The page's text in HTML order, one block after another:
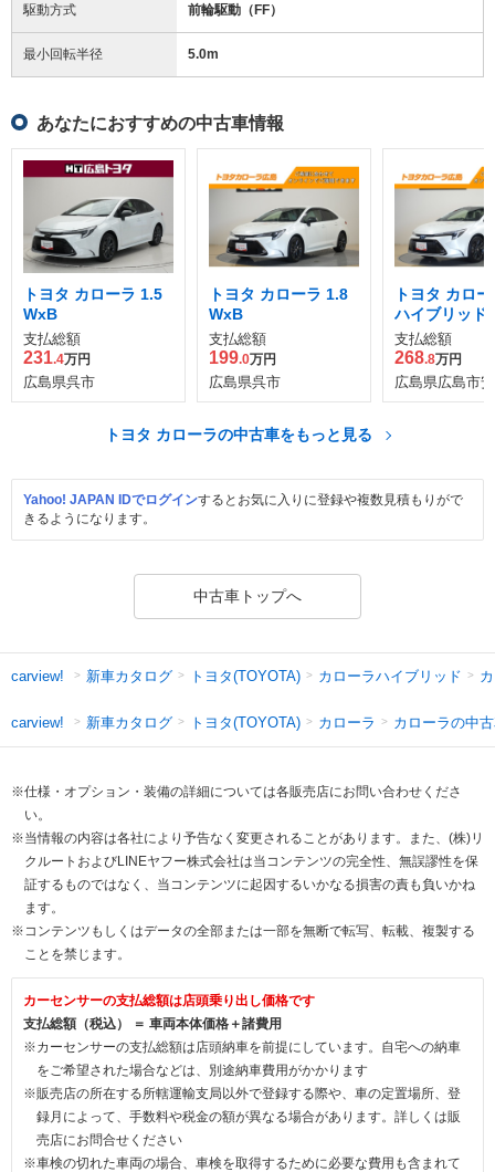
駆動方式 前輪駆動（FF）
最小回転半径 5.0m
あなたにおすすめの中古車情報
トヨタ カローラ 1.5
WxB
支払総額
231.4万円
広島県呉市
トヨタ カローラ 1.8
WxB
支払総額
199.0万円
広島県呉市
トヨタ カロ
ハイブリッド
支払総額
268.8万円
広島県広島市
トヨタ カローラの中古車をもっと見る
Yahoo! JAPAN IDでログインするとお気に入りに登録や複数見積もりがで
きるようになります。
中古車トップへ
carview! 新車カタログ トヨタ(TOYOTA) カローラハイブリッド
carview! 新車カタログ トヨタ(TOYOTA) カローラ カローラの中
※仕様・オプション・装備の詳細については各販売店にお問い合わせくださ
い。
※当情報の内容は各社により予告なく変更されることがあります。また、(株)リ
クルートおよびLINEヤフー株式会社は当コンテンツの完全性、無誤謬性を保
証するものではなく、当コンテンツに起因するいかなる損害の責も負いかね
ます。
※コンテンツもしくはデータの全部または一部を無断で転写、転載、複製する
ことを禁じます。
カーセンサーの支払総額は店頭乗り出し価格です
支払総額（税込） ＝ 車両本体価格＋諸費用
※カーセンサーの支払総額は店頭納車を前提にしています。自宅への納車
をご希望された場合などは、別途納車費用がかかります
※販売店の所在する所轄運輸支局以外で登録する際や、車の定置場所、登
録月によって、手数料や税金の額が異なる場合があります。詳しくは販
売店にお問合せください
※車検の切れた車両の場合、車検を取得するために必要な費用も含まれて